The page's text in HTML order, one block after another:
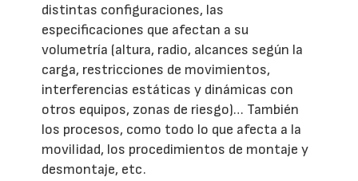
distintas configuraciones, las
especificaciones que afectan a su
volumetría (altura, radio, alcances según la
carga, restricciones de movimientos,
interferencias estáticas y dinámicas con
otros equipos, zonas de riesgo)… También
los procesos, como todo lo que afecta a la
movilidad, los procedimientos de montaje y
desmontaje, etc.